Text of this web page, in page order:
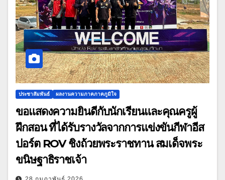
ประชาสัมพันธ์ ผลงานความภาคภาคภูมิใจ
ขอแสดงความยินดีกับนักเรียนและคุณครูผู้
ฝึกสอน ที่ได้รับรางวัลจากการแข่งขันกีฬาอีส
ปอร์ต ROV ชิงถ้วยพระราชทาน สมเด็จพระ
ขนิษฐาธิราชเจ้า